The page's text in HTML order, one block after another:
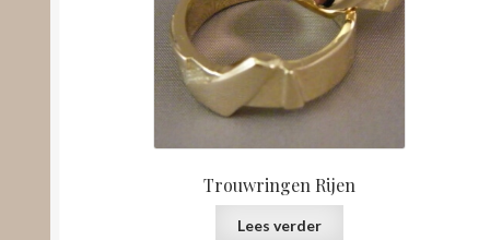
Trouwringen Rijen
Lees verder